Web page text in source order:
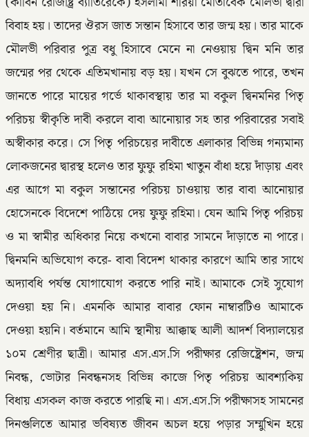
বিবাহ হয়। তাদের ঔরস জাত সন্তান হিসাবে তার জন্ম হয়। তার মাকে
মৌলভী পরিবার পুত্র বধু হিসাবে মেনে না নেওয়ায় দ্বিন মনি তার
জন্মের পর থেকে এতিমখানায় বড় হয়। যখন সে বুঝতে পারে, তখন
জানতে পারে মায়ের গর্ভে থাকাবস্থায় তার মা বকুল দ্বিনমনির পিতৃ
পরিচয় স্বীকৃতি দাবী করলে বাবা আনোয়ার সহ তার পরিবারের সবাই
অস্বীকার করে। সে পিতৃ পরিচয়ের দাবীতে এলাকার বিভিন্ন গন্যমান্য
লোকজনের দ্বারস্থ হলেও তার ফুফু রহিমা খাতুন বাঁধা হয়ে দাঁড়ায় এবং
এর আগে মা বকুল সন্তানের পরিচয় চাওয়ায় তার বাবা আনোয়ার
হোসেনকে বিদেশে পাঠিয়ে দেয় ফুফু রহিমা। যেন আমি পিতৃ পরিচয়
ও মা স্বামীর অধিকার নিয়ে কখনো বাবার সামনে দাঁড়াতে না পারে।
দ্বিনমনি অভিযোগ করে- বাবা বিদেশ থাকার কারণে আমি তার সাথে
অদ্যাবধি পর্যন্ত যোগাযোগ করতে পারি নাই। আমাকে সেই সুযোগ
দেওয়া হয় নি। এমনকি আমার বাবার ফোন নাম্বারটিও আমাকে
দেওয়া হয়নি। বর্তমানে আমি স্থানীয় আক্কাছ আলী আদর্শ বিদ্যালয়ের
১০ম শ্রেণীর ছাত্রী। আমার এস.এস.সি পরীক্ষার রেজিষ্ট্রেশন, জন্ম
নিবন্ধ, ভোটার নিবন্ধনসহ বিভিন্ন কাজে পিতৃ পরিচয় আবশ্যকিয়
বিধায় এসকল কাজ করতে পারছি না। এস.এস.সি পরীক্ষাসহ সামনের
দিনগুলিতে আমার ভবিষ্যত জীবন অচল হয়ে পড়ার সম্মুখিন হয়ে